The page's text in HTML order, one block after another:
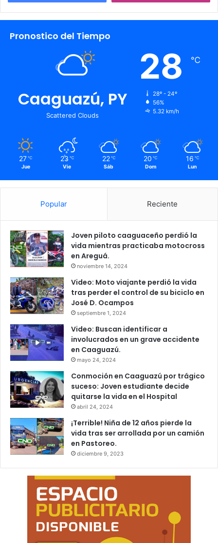
Pronostico del Tiempo
Caaguazú, PY
Scattered Clouds
28 ℃
28º - 24º
56%
5.32 km/h
27 ℃
Jue
23 ℃
Vie
22 ℃
Sáb
20 ℃
Dom
16 ℃
Lun
Popular Reciente
Joven piloto caaguaceño perdió la
vida mientras practicaba motocross
en Areguá.
noviembre 14, 2024
Video: Moto viajante perdió la vida
tras perder el control de su biciclo en
José D. Ocampos
septiembre 1, 2024
Video: Buscan identificar a
involucrados en un grave accidente
en Caaguazú.
mayo 24, 2024
Conmoción en Caaguazú por trágico
suceso: Joven estudiante decide
quitarse la vida en el Hospital
abril 24, 2024
¡Terrible! Niña de 12 años pierde la
vida tras ser arrollada por un camión
en Pastoreo.
diciembre 9, 2023